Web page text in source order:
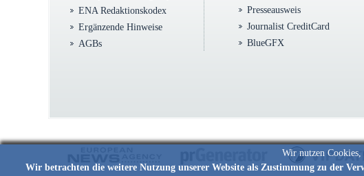
Wir nutzen Cookies,
Wir betrachten die weitere Nutzung unserer Website als Zustimmung zu der
ENA Redaktionskodex
Ergänzende Hinweise
AGBs
Presseausweis
Journalist CreditCard
BlueGFX